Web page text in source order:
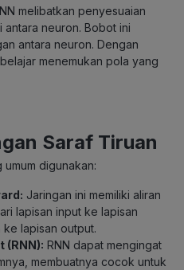
melibatkan penyesuaian
neuron. Bobot ini
antara neuron. Dengan
menemukan pola yang
Saraf Tiruan
digunakan:
Jaringan ini memiliki aliran
lapisan input ke lapisan
lapisan output.
(RNN): RNN dapat mengingat
membuatnya cocok untuk